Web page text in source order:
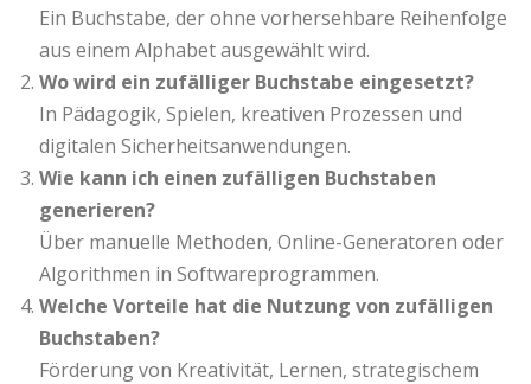
Ein Buchstabe, der ohne vorhersehbare Reihenfolge
aus einem Alphabet ausgewählt wird.
Wo wird ein zufälliger Buchstabe eingesetzt?
In Pädagogik, Spielen, kreativen Prozessen und
digitalen Sicherheitsanwendungen.
Wie kann ich einen zufälligen Buchstaben
generieren?
Über manuelle Methoden, Online-Generatoren oder
Algorithmen in Softwareprogrammen.
Welche Vorteile hat die Nutzung von zufälligen
Buchstaben?
Förderung von Kreativität, Lernen, strategischem